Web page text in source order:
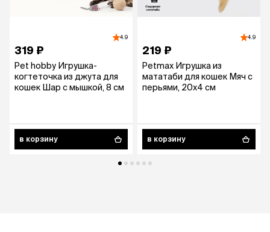
4.9
319 ₽
Pet hobby Игрушка-
когтеточка из джута для
кошек Шар с мышкой, 8 см
в корзину
4.9
219 ₽
Petmax Игрушка из
мататаби для кошек Мяч с
перьями, 20х4 см
в корзину